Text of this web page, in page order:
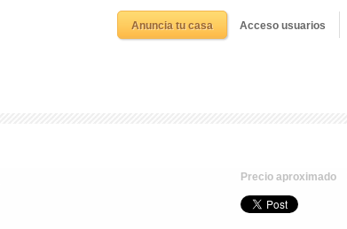
Anuncia tu casa Acceso usuarios
Precio aproximado